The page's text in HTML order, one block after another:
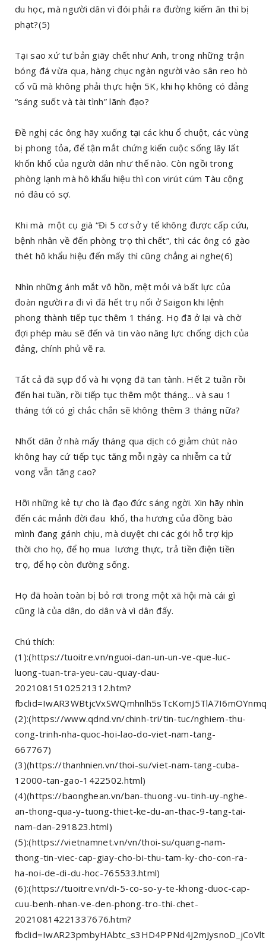
du học, mà người dân vì đói phải ra đường kiếm ăn thì bị
phạt?(5)
Tại sao xứ tư bản giãy chết như Anh, trong những trận
bóng đá vừa qua, hàng chục ngàn người vào sân reo hò
cổ vũ mà không phải thực hiện 5K, khi họ không có đảng
“sáng suốt và tài tình” lãnh đạo?
Đề nghị các ông hãy xuống tại các khu ổ chuột, các vùng
bị phong tỏa, để tận mắt chứng kiến cuộc sống lây lất
khốn khổ của người dân như thế nào. Còn ngồi trong
phòng lạnh mà hô khẩu hiệu thì con virút cúm Tàu cộng
nó đâu có sợ.
Khi mà một cụ già “Đi 5 cơ sở y tế không được cấp cứu,
bệnh nhân về đến phòng trọ thì chết”, thì các ông có gào
thét hô khẩu hiệu đến mấy thì cũng chẳng ai nghe(6)
Nhìn những ánh mắt vô hồn, mệt mỏi và bất lực của
đoàn người ra đi vì đã hết trụ nổi ở Saigon khi lệnh
phong thành tiếp tục thêm 1 tháng. Họ đã ở lại và chờ
đợi phép màu sẽ đến và tin vào năng lực chống dịch của
đảng, chính phủ vẽ ra.
Tất cả đã sụp đổ và hi vọng đã tan tành. Hết 2 tuần rồi
đến hai tuần, rồi tiếp tục thêm một tháng... và sau 1
tháng tới có gì chắc chắn sẽ không thêm 3 tháng nữa?
Nhốt dân ở nhà mấy tháng qua dịch có giảm chút nào
không hay cứ tiếp tục tăng mỗi ngày ca nhiễm ca tử
vong vẫn tăng cao?
Hỡi những kẻ tự cho là đạo đức sáng ngời. Xin hãy nhìn
đến các mảnh đời đau khổ, tha hương của đồng bào
mình đang gánh chịu, mà duyệt chi các gói hỗ trợ kịp
thời cho họ, để họ mua lương thực, trả tiền điện tiền
trọ, để họ còn đường sống.
Họ đã hoàn toàn bị bỏ rơi trong một xã hội mà cái gì
cũng là của dân, do dân và vì dân đấy.
Chú thích:
(1):(https://tuoitre.vn/nguoi-dan-un-un-ve-que-luc-
luong-tuan-tra-yeu-cau-quay-dau-
20210815102521312.htm?
(2):(https://www.qdnd.vn/chinh-tri/tin-tuc/nghiem-thu-
cong-trinh-nha-quoc-hoi-lao-do-viet-nam-tang-
667767)
(3)(https://thanhnien.vn/thoi-su/viet-nam-tang-cuba-
12000-tan-gao-1422502.html)
(4)(https://baonghean.vn/ban-thuong-vu-tinh-uy-nghe-
an-thong-qua-y-tuong-thiet-ke-du-an-thac-9-tang-tai-
nam-dan-291823.html)
(5):(https://vietnamnet.vn/vn/thoi-su/quang-nam-
thong-tin-viec-cap-giay-cho-bi-thu-tam-ky-cho-con-ra-
ha-noi-de-di-du-hoc-765533.html)
(6):(https://tuoitre.vn/di-5-co-so-y-te-khong-duoc-cap-
cuu-benh-nhan-ve-den-phong-tro-thi-chet-
20210814221337676.htm?